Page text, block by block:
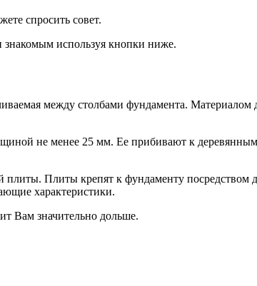
спросить совет.
знакомым используя кнопки ниже.
между столбами фундамента.
не менее 25 мм. Ее прибивают к
плиты. Плиты крепят к фундаменту
характеристики.
Вам значительно дольше.